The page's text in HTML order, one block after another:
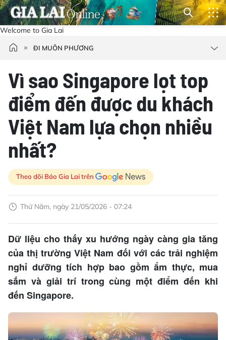
Welcome to Gia Lai
ĐI MUÔN PHƯƠNG
Vì sao Singapore lọt top
điểm đến được du khách
Việt Nam lựa chọn nhiều
nhất?
Theo dõi Báo Gia Lai trên
Thứ Năm, ngày 21/05/2026 - 07:24
Dữ liệu cho thấy xu hướng ngày càng gia tăng
của thị trường Việt Nam đối với các trải nghiệm
nghỉ dưỡng tích hợp bao gồm ẩm thực, mua
sắm và giải trí trong cùng một điểm đến khi
đến Singapore.